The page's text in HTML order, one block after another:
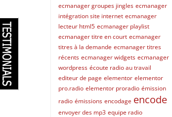
ecmanager groupes jingles ecmanager
intégration site internet ecmanager
lecteur html5 ecmanager playlist
ecmanager titre en court ecmanager
titres à la demande ecmanager titres
récents ecmanager widgets ecmanager
wordpress écoute radio au travail
editeur de page elementor elementor
pro.radio elementor proradio émission
radio émissions encodage encode
envoyer des mp3 equipe radio